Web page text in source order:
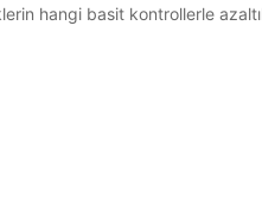
hangi basit kontrollerle